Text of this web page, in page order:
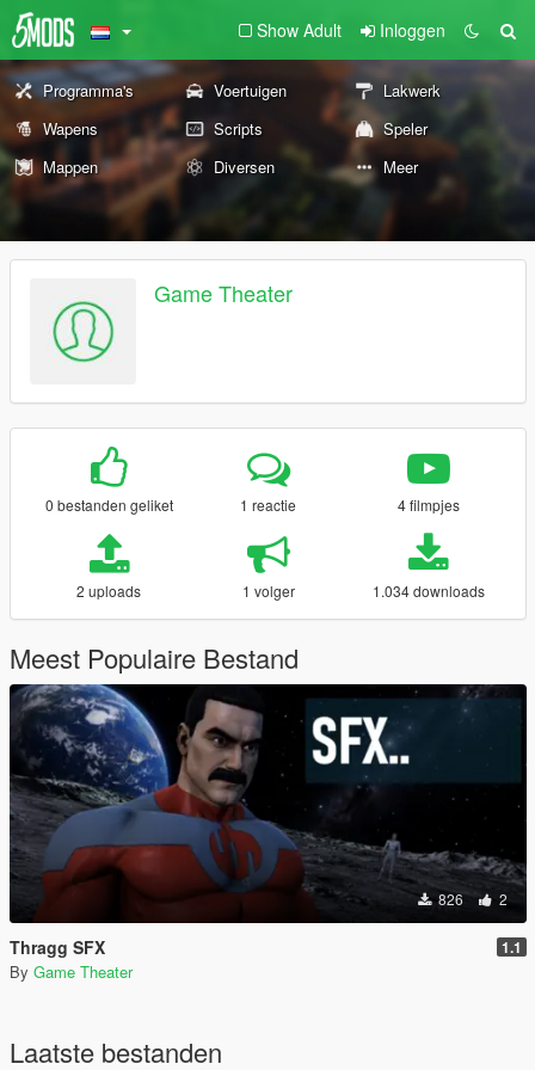
Show Adult Inloggen
Programma's Voertuigen
Lakwerk
Wapens
Scripts
Speler
Mappen
Diversen Meer
Game Theater
0 bestanden geliket 1 reactie 4 filmpjes
2 uploads 1 volger 1.034 downloads
Meest Populaire Bestand
826 2
Thragg SFX 1.1
By Game Theater
Laatste bestanden